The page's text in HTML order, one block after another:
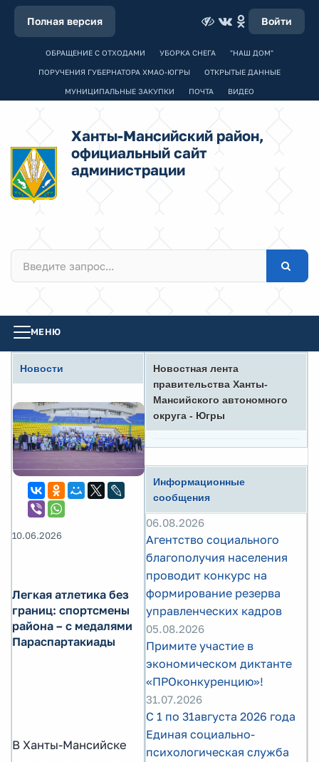
Полная версия Войти
ОБРАЩЕНИЕ С ОТХОДАМИ УБОРКА СНЕГА "НАШ ДОМ"
ПОРУЧЕНИЯ ГУБЕРНАТОРА ХМАО-ЮГРЫ ОТКРЫТЫЕ ДАННЫЕ
МУНИЦИПАЛЬНЫЕ ЗАКУПКИ ПОЧТА ВИДЕО
Ханты-Мансийский район,
официальный сайт
администрации
МЕНЮ
Новости
10.06.2026
Легкая атлетика без
границ: спортсмены
района – с медалями
Параспартакиады
В Ханты-Мансийске
Новостная лента
правительства Ханты-
Мансийского автономного
округа - Югры
Информационные
сообщения
06.08.2026
Агентство социального
благополучия населения
проводит конкурс на
формирование резерва
управленческих кадров
05.08.2026
Примите участие в
экономическом диктанте
«ПРОконкуренцию»!
31.07.2026
С 1 по 31августа 2026 года
Единая социально-
психологическая служба